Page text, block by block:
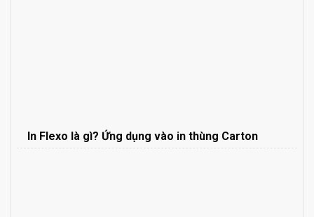
In Flexo là gì? Ứng dụng vào in thùng Carton